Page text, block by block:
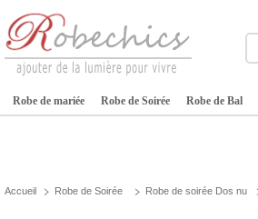
Robe de mariée Robe de Soirée Robe de Bal
Accueil Robe de Soirée Robe de soirée Dos nu